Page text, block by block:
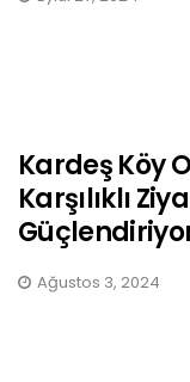
Kardeş Köy
Karşılıklı
Ağustos 3, 2024